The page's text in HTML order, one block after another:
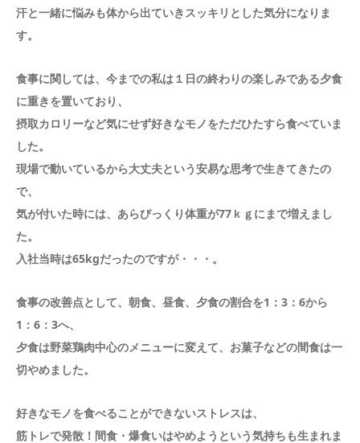
汗と一緒に悩みも体から出ていきスッキリとした気分になりま
す。
食事に関しては、今までの私は１日の終わりの楽しみである夕食
に重きを置いており、
摂取カロリーなど気にせず好きなモノをただひたすら食べていま
した。
現場で動いているから大丈夫という安易な思考で生きてきたの
で、
気が付いた時には、あらびっくり体重が77ｋｇにまで増えまし
た。
入社当時は65kgだったのですが・・・。
食事の改善点として、朝食、昼食、夕食の割合を1：3：6から
1：6：3へ、
夕食は野菜鶏肉中心のメニューに変えて、お菓子などの間食は一
切やめました。
好きなモノを食べることができないストレスは、
筋トレで発散！間食・爆食いはやめようという気持ちも生まれま